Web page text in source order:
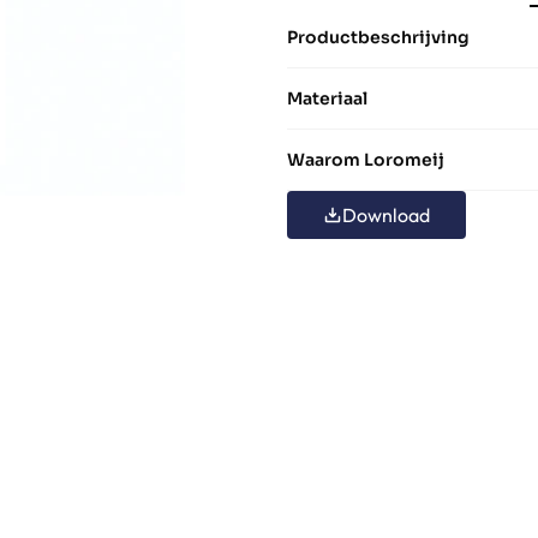
Productbeschrijving
Materiaal
Waarom Loromeij
Download